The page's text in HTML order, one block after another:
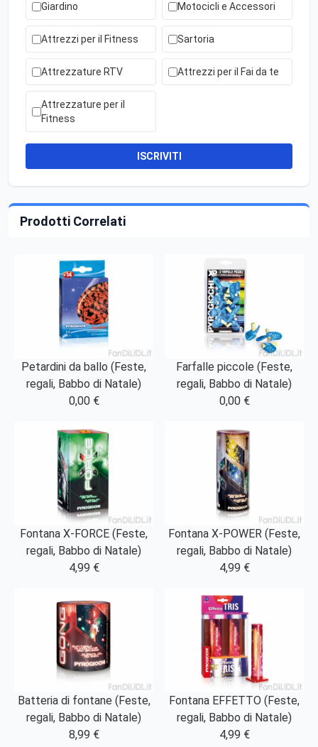
Giardino Motocicli e Accessori
Attrezzi per il Fitness Sartoria
Attrezzature RTV Attrezzi per il Fai da te
Attrezzature per il
Fitness
ISCRIVITI
Prodotti Correlati
Petardini da ballo (Feste,
regali, Babbo di Natale)
0,00 €
Farfalle piccole (Feste,
regali, Babbo di Natale)
0,00 €
Fontana X-FORCE (Feste,
regali, Babbo di Natale)
4,99 €
Fontana X-POWER (Feste,
regali, Babbo di Natale)
4,99 €
Batteria di fontane (Feste,
regali, Babbo di Natale)
8,99 €
Fontana EFFETTO (Feste,
regali, Babbo di Natale)
4,99 €